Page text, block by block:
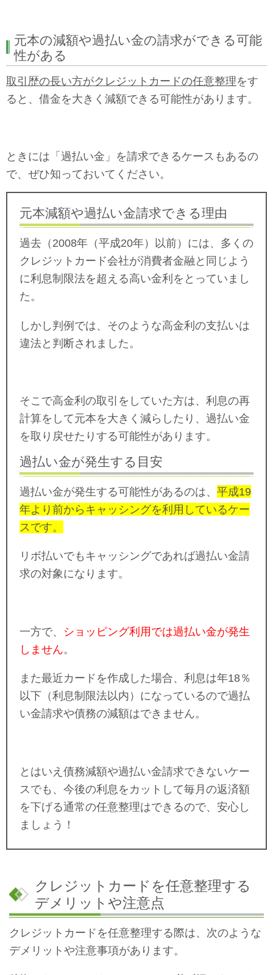
元本の減額や過払い金の請求ができる可能
性がある
取引歴の長い方がクレジットカードの任意整理をす
ると、借金を大きく減額できる可能性があります。
ときには「過払い金」を請求できるケースもあるの
で、ぜひ知っておいてください。
元本減額や過払い金請求できる理由
過去（2008年（平成20年）以前）には、多くの
クレジットカード会社が消費者金融と同じよう
に利息制限法を超える高い金利をとっていまし
た。
しかし判例では、そのような高金利の支払いは
違法と判断されました。
そこで高金利の取引をしていた方は、利息の再
計算をして元本を大きく減らしたり、過払い金
を取り戻せたりする可能性があります。
過払い金が発生する目安
過払い金が発生する可能性があるのは、 平成19
年より前からキャッシングを利用しているケー
スです。
リボ払いでもキャッシングであれば過払い金請
求の対象になります。
一方で、 ショッピング利用では過払い金が発生
しません。
また最近カードを作成した場合、利息は年18％
以下（利息制限法以内）になっているので過払
い金請求や債務の減額はできません。
とはいえ債務減額や過払い金請求できないケー
スでも、今後の利息をカットして毎月の返済額
を下げる通常の任意整理はできるので、安心し
ましょう！
クレジットカードを任意整理する
デメリットや注意点
クレジットカードを任意整理する際は、次のような
デメリットや注意事項があります。